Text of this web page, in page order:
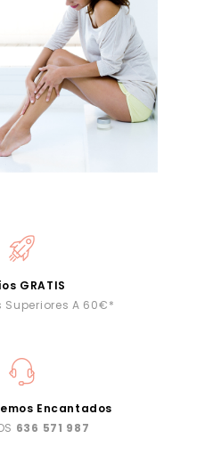
GRATIS
Superiores A 60€*
Encantados
636 571 987